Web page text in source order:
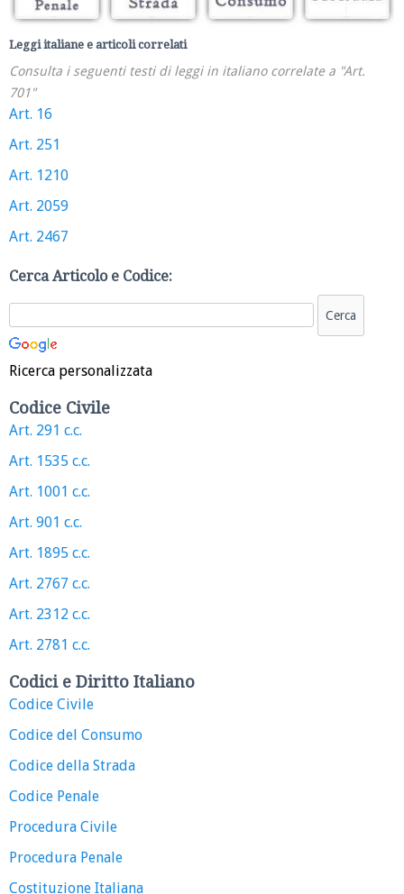
Leggi italiane e articoli correlati
Consulta i seguenti testi di leggi in italiano correlate a "Art.
701"
Art. 16
Art. 251
Art. 1210
Art. 2059
Art. 2467
Cerca Articolo e Codice:
Ricerca personalizzata
Codice Civile
Art. 291 c.c.
Art. 1535 c.c.
Art. 1001 c.c.
Art. 901 c.c.
Art. 1895 c.c.
Art. 2767 c.c.
Art. 2312 c.c.
Art. 2781 c.c.
Codici e Diritto Italiano
Codice Civile
Codice del Consumo
Codice della Strada
Codice Penale
Procedura Civile
Procedura Penale
Costituzione Italiana